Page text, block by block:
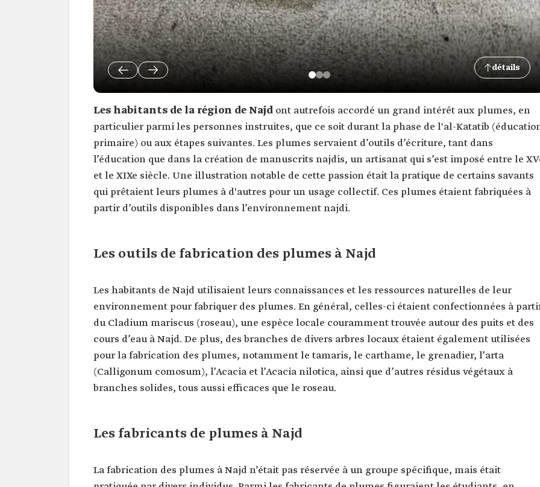
détails
Les habitants de la région de Najd ont autrefois accordé un grand intérêt aux plumes, en
particulier parmi les personnes instruites, que ce soit durant la phase de l'al-Katatib
primaire) ou aux étapes suivantes. Les plumes servaient d’outils d’écriture, tant dans
l’éducation que dans la création de manuscrits najdis, un artisanat qui s’est imposé entre le
et le XIXe siècle. Une illustration notable de cette passion était la pratique de certains savants
qui prêtaient leurs plumes à d'autres pour un usage collectif. Ces plumes étaient fabriquées à
partir d’outils disponibles dans l’environnement najdi.
Les outils de fabrication des plumes à Najd
Les habitants de Najd utilisaient leurs connaissances et les ressources naturelles de leur
environnement pour fabriquer des plumes. En général, celles-ci étaient confectionnées à
du Cladium mariscus (roseau), une espèce locale couramment trouvée autour des puits et des
cours d’eau à Najd. De plus, des branches de divers arbres locaux étaient également utilisées
pour la fabrication des plumes, notamment le tamaris, le carthame, le grenadier, l’arta
(Calligonum comosum), l’Acacia et l’Acacia nilotica, ainsi que d’autres résidus végétaux à
branches solides, tous aussi efficaces que le roseau.
Les fabricants de plumes à Najd
La fabrication des plumes à Najd n’était pas réservée à un groupe spécifique, mais était